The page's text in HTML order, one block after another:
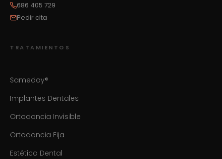
686 405 729
Pedir cita
TRATAMIENTOS
Sameday®
Implantes Dentales
Ortodoncia Invisible
Ortodoncia Fija
Estética Dental